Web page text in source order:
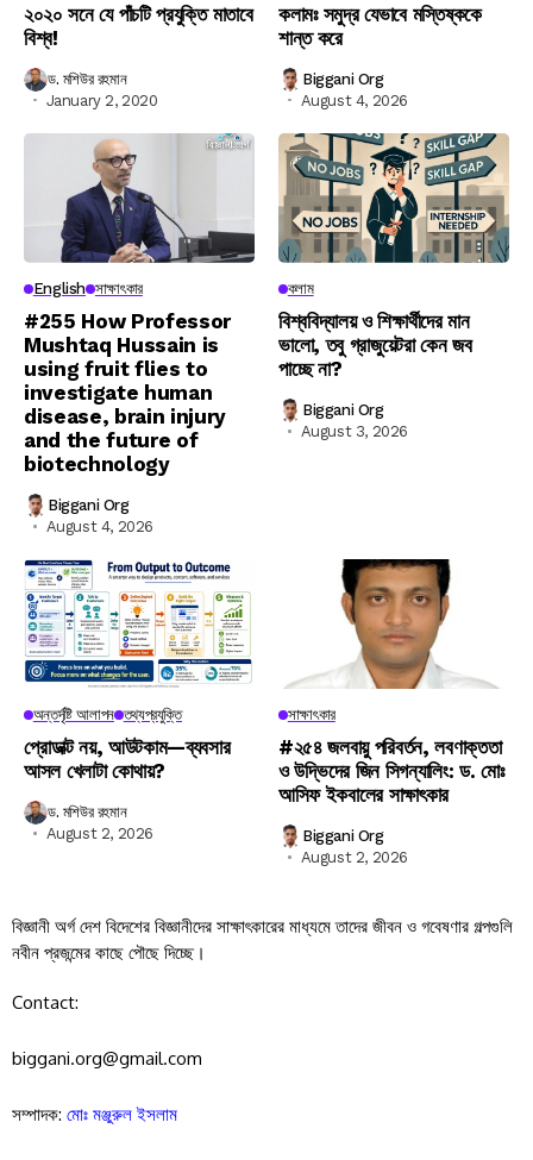
২০২০ সনে যে পাঁচটি প্রযুক্তি মাতাবে
বিশ্ব!
ড. মশিউর রহমান
January 2, 2020
কলামঃ সমুদ্র যেভাবে মস্তিষ্ককে
শান্ত করে
Biggani Org
August 4, 2026
English সাক্ষাৎকার
#255 How Professor
Mushtaq Hussain is
using fruit flies to
investigate human
disease, brain injury
and the future of
biotechnology
Biggani Org
August 4, 2026
কলাম
বিশ্ববিদ্যালয় ও শিক্ষার্থীদের মান
ভালো, তবু গ্রাজুয়েটরা কেন জব
পাচ্ছে না?
Biggani Org
August 3, 2026
অন্তর্দৃষ্টি আলাপন তথ্যপ্রযুক্তি
প্রোডাক্ট নয়, আউটকাম—ব্যবসার
আসল খেলাটা কোথায়?
ড. মশিউর রহমান
August 2, 2026
সাক্ষাৎকার
#২৫৪ জলবায়ু পরিবর্তন, লবণাক্ততা
ও উদ্ভিদের জিন সিগন্যালিং: ড. মোঃ
আসিফ ইকবালের সাক্ষাৎকার
Biggani Org
August 2, 2026
বিজ্ঞানী অর্গ দেশ বিদেশের বিজ্ঞানীদের সাক্ষাৎকারের মাধ্যমে তাদের জীবন ও গবেষণার গল্পগুলি
নবীন প্রজন্মের কাছে পৌছে দিচ্ছে।
Contact:
biggani.org@gmail.com
সম্পাদক: মোঃ মঞ্জুরুল ইসলাম